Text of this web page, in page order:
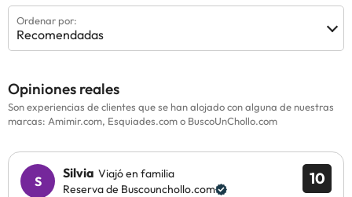
Ordenar por:
Recomendadas
Opiniones reales
Son experiencias de clientes que se han alojado con alguna de nuestras
marcas: Amimir.com, Esquiades.com o BuscoUnChollo.com
10
Silvia Viajó en familia
Reserva de Buscounchollo.com